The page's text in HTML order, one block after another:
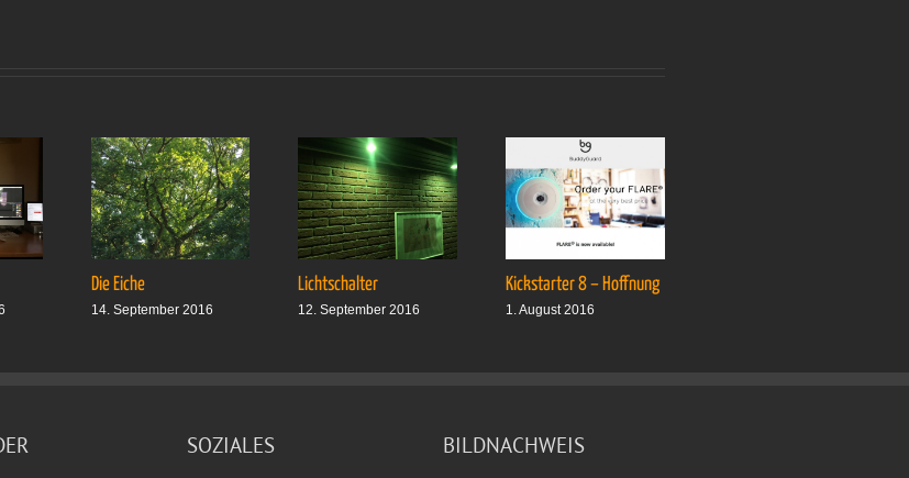
Die Eiche
14. September 2016
Lichtschalter
12. September 2016
Kickstarter 8 – Hoffnung
1. August 2016
SOZIALES BILDNACHWEIS